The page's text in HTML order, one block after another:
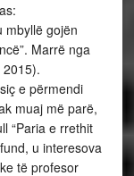
mbyllë gojën
Marrë nga
2015).
e përmendi
muaj më parë,
“Paria e rrethit
u interesova
të profesor